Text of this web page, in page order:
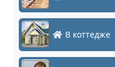
В коттедже